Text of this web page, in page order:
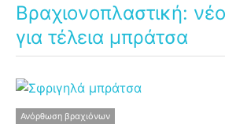
Βραχιονοπλαστική:
για τέλεια μπράτσα
Ανόρθωση βραχιόνων